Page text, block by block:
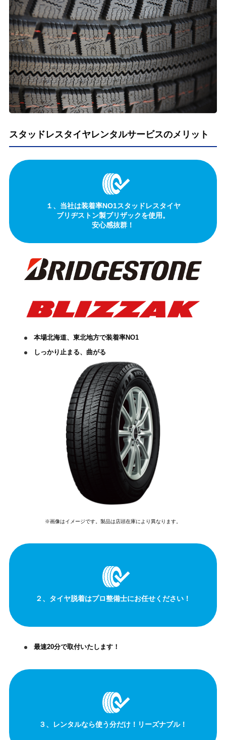
スタッドレスタイヤレンタルサービスのメリット
１、当社は装着率NO1スタッドレスタイヤ
ブリヂストン製ブリザックを使用。
安心感抜群！
本場北海道、東北地方で装着率NO1
しっかり止まる、曲がる
※画像はイメージです。製品は店頭在庫により異なります。
２、タイヤ脱着はプロ整備士にお任せください！
最速20分で取付いたします！
３、レンタルなら使う分だけ！リーズナブル！